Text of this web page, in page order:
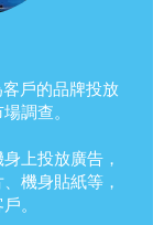
戶的品牌投放
調查。
上投放廣告，
機身貼紙等，
。